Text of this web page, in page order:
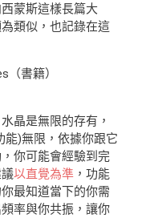
蒙斯這樣長篇大
類似，也記錄在這
書籍）
晶是無限的存有，
能)無限，依據你跟它
你可能會經驗到完
以直覺為準 ，功能
最知道當下的你需
率與你共振，讓你